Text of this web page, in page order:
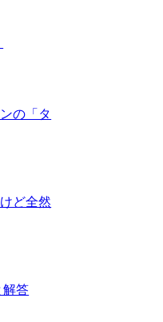
の「タ
ど全然
解答